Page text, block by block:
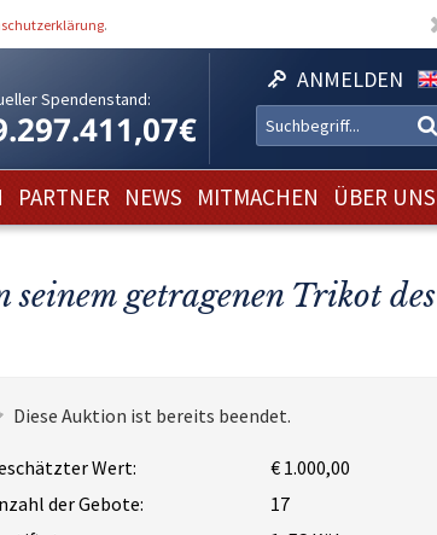
.
Spendenstand:
ANMELDEN
PARTNER NEWS MITMACHEN ÜBER UNS
getragenen Trikot des
Diese Auktion ist bereits beendet.
Wert:
€ 1.000,00
der Gebote:
17